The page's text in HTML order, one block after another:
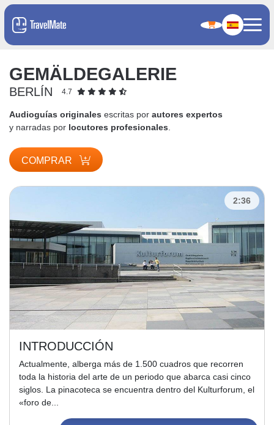
GEMÄLDEGALERIE
BERLÍN 4.7
Audioguías originales escritas por autores expertos
y narradas por locutores profesionales
COMPRAR
2:36
INTRODUCCIÓN
Actualmente, alberga más de 1.500 cuadros que recorren
toda la historia del arte de un periodo que abarca casi cinco
siglos. La pinacoteca se encuentra dentro del Kulturforum, el
«foro de...